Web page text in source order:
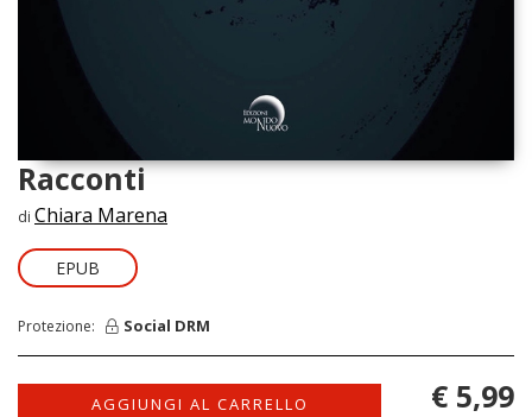
Racconti
di Chiara Marena
EPUB
Protezione: Social DRM
AGGIUNGI AL CARRELLO € 5,99